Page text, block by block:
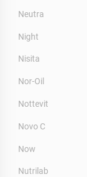
Neutra
Night
Nisita
Nor-Oil
Nottevit
Novo C
Now
Nutrilab